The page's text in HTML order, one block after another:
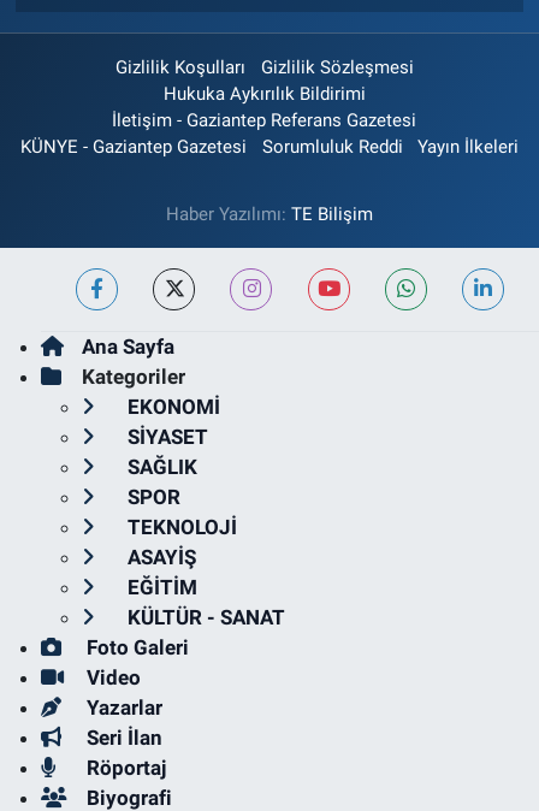
Gizlilik Koşulları
Gizlilik Sözleşmesi
Hukuka Aykırılık Bildirimi
İletişim - Gaziantep Referans Gazetesi
KÜNYE - Gaziantep Gazetesi
Sorumluluk Reddi Yayın İlkeleri
Haber Yazılımı: TE Bilişim
Ana Sayfa
Kategoriler
EKONOMİ
SİYASET
SAĞLIK
SPOR
TEKNOLOJİ
ASAYİŞ
EĞİTİM
KÜLTÜR - SANAT
Foto Galeri
Video
Yazarlar
Seri İlan
Röportaj
Biyografi